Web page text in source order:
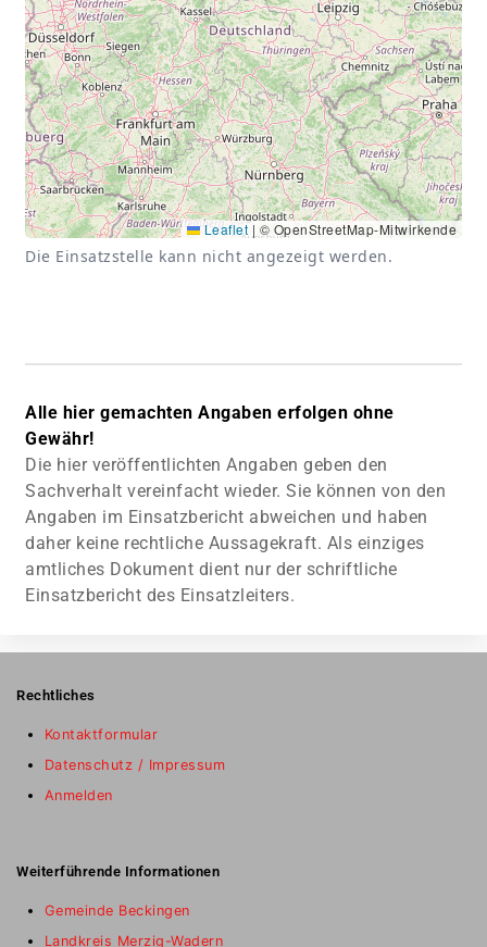
Leaflet | © OpenStreetMap-Mitwirkende
Die Einsatzstelle kann nicht angezeigt werden.
Alle hier gemachten Angaben erfolgen ohne
Gewähr!
Die hier veröffentlichten Angaben geben den
Sachverhalt vereinfacht wieder. Sie können von den
Angaben im Einsatzbericht abweichen und haben
daher keine rechtliche Aussagekraft. Als einziges
amtliches Dokument dient nur der schriftliche
Einsatzbericht des Einsatzleiters.
Rechtliches
Kontaktformular
Datenschutz / Impressum
Anmelden
Weiterführende Informationen
Gemeinde Beckingen
Landkreis Merzig-Wadern